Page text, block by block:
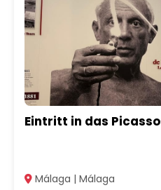
Eintritt in das
Málaga | Málaga